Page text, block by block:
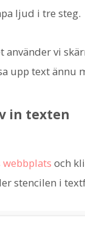
ljud i tre steg.
använder vi
upp text ännu
in texten
webbplats och
stencilen i